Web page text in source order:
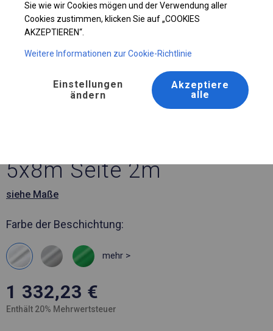
5x8m Seite 2m
siehe Maße
Farbe der Beschichtung:
mehr >
1 332,23 €
Enthält 20% Mehrwertsteuer
Sie wie wir Cookies mögen und der Verwendung aller
Cookies zustimmen, klicken Sie auf „COOKIES
AKZEPTIEREN“.
Weitere Informationen zur Cookie-Richtlinie
Einstellungen
ändern
Akzeptiere
alle